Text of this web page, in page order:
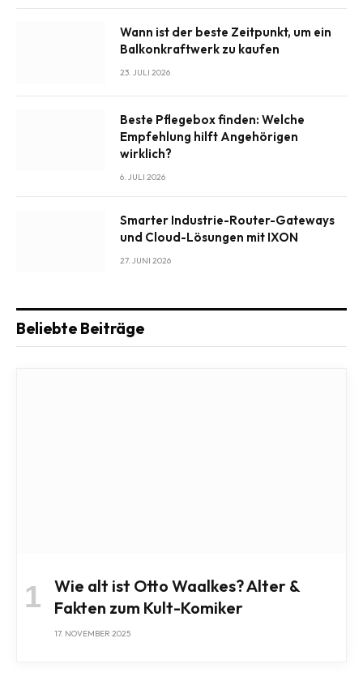
Wann ist der beste Zeitpunkt, um ein
Balkonkraftwerk zu kaufen
23. JULI 2026
Beste Pflegebox finden: Welche
Empfehlung hilft Angehörigen
wirklich?
6. JULI 2026
Smarter Industrie-Router-Gateways
und Cloud-Lösungen mit IXON
27. JUNI 2026
Beliebte Beiträge
Wie alt ist Otto Waalkes? Alter &
Fakten zum Kult-Komiker
17. NOVEMBER 2025